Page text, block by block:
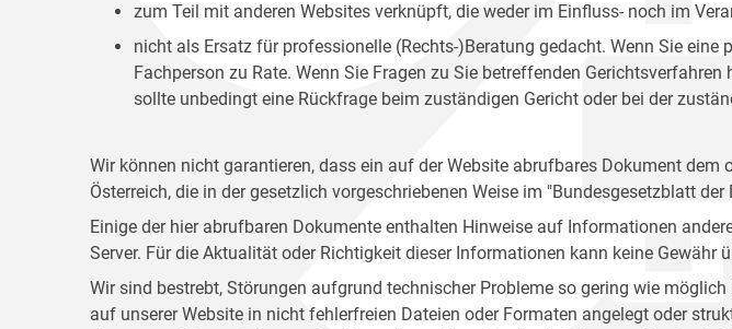
zum Teil mit anderen Websites verknüpft, die weder im Einfluss- noch im
nicht als Ersatz für professionelle (Rechts-)Beratung gedacht. Wenn Sie
Fachperson zu Rate. Wenn Sie Fragen zu Sie betreffenden
sollte unbedingt eine Rückfrage beim zuständigen Gericht oder bei der
Wir können nicht garantieren, dass ein auf der Website abrufbares Dokument
Österreich, die in der gesetzlich vorgeschriebenen Weise im "Bundesgesetzblatt
Einige der hier abrufbaren Dokumente enthalten Hinweise auf Informationen
Server. Für die Aktualität oder Richtigkeit dieser Informationen kann keine Gewähr
Wir sind bestrebt, Störungen aufgrund technischer Probleme so gering wie
auf unserer Website in nicht fehlerfreien Dateien oder Formaten angelegt oder